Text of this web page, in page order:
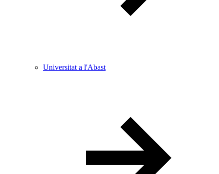
Universitat a l'Abast